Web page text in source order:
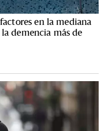
en la mediana
demencia más de